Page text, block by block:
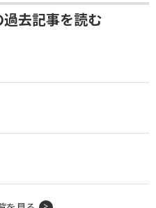
過去記事を読む